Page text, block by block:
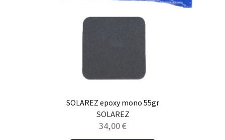
SOLAREZ epoxy mono 55gr
SOLAREZ
34,00€